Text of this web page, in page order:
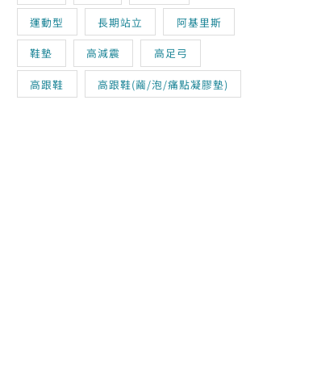
運動型 長期站立 阿基里斯
鞋墊 高減震 高足弓
高跟鞋 高跟鞋(繭/泡/痛點凝膠墊)